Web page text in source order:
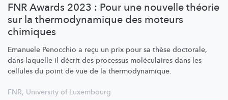
FNR Awards 2023 : Pour une nouvelle théorie
sur la thermodynamique des moteurs
chimiques
Emanuele Penocchio a reçu un prix pour sa thèse doctorale,
dans laquelle il décrit des processus moléculaires dans les
cellules du point de vue de la thermodynamique.
FNR, University of Luxembourg